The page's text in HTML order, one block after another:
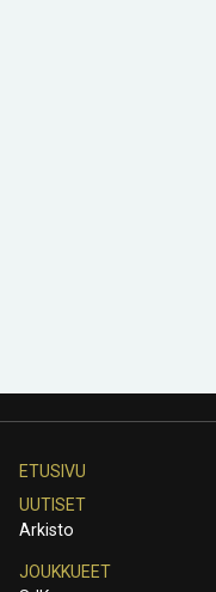
ETUSIVU
UUTISET
Arkisto
JOUKKUEET